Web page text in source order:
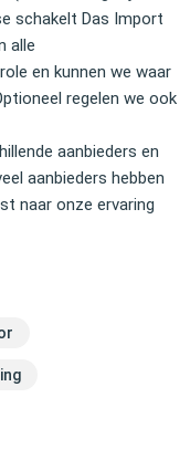
schakelt Das Import
alle
en kunnen we waar
regelen we ook
aanbieders en
aanbieders hebben
naar onze ervaring